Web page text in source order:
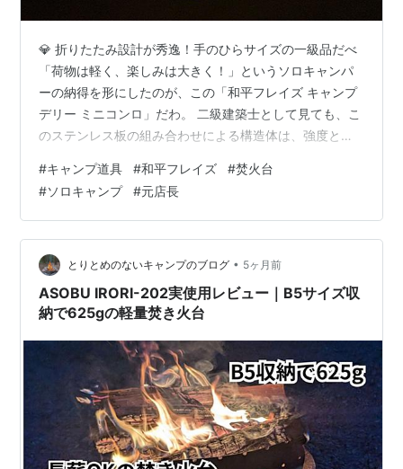
💎 折りたたみ設計が秀逸！手のひらサイズの一級品だべ
「荷物は軽く、楽しみは大きく！」というソロキャンパ
ーの納得を形にしたのが、この「和平フレイズ キャンプ
デリー ミニコンロ」だわ。 二級建築士として見ても、こ
のステンレス板の組み合わせによる構造体は、強度と携
中泊のちょっとした調理に、わや（凄く）重宝するんだ
わ。 リンク 🔍 和平フレイズ キャンプデリー ミニコンロ
主要スペック表 項目 内容・スペック 店長の指差し確認
ポイント 型番 / JAN AMH-1580 / 4903779715808 JAN
コードも指差し確認！和平フレイズの一級品…
#キャンプ道具 #和平フレイズ #焚火台
#ソロキャンプ #元店長
とりとめのないキャンプのブログ • 5ヶ月前
ASOBU IRORI-202実使用レビュー｜B5サイズ収
納で625gの軽量焚き火台